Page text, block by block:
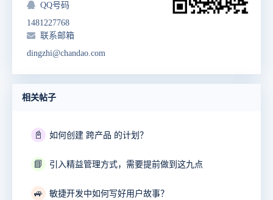
QQ号码
1481227768
联系邮箱
dingzhi@chandao.com
相关帖子
📓 如何创建 跨产品 的计划？
📘 引入精益管理方式，需要提前做到这九点
🚙 敏捷开发中如何写好用户故事？